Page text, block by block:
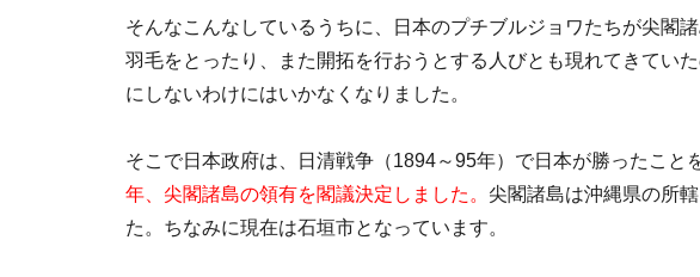
そんなこんなしているうちに、日本のプチブルジョワたちが尖閣
羽毛をとったり、また開拓を行おうとする人びとも現れてきてい
にしないわけにはいかなくなりました。
そこで日本政府は、日清戦争（1894～95年）で日本が勝ったこと
年、尖閣諸島の領有を閣議決定しました。 尖閣諸島は沖縄県の所
た。ちなみに現在は石垣市となっています。